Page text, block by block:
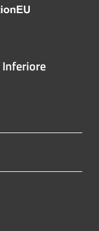
Inferiore